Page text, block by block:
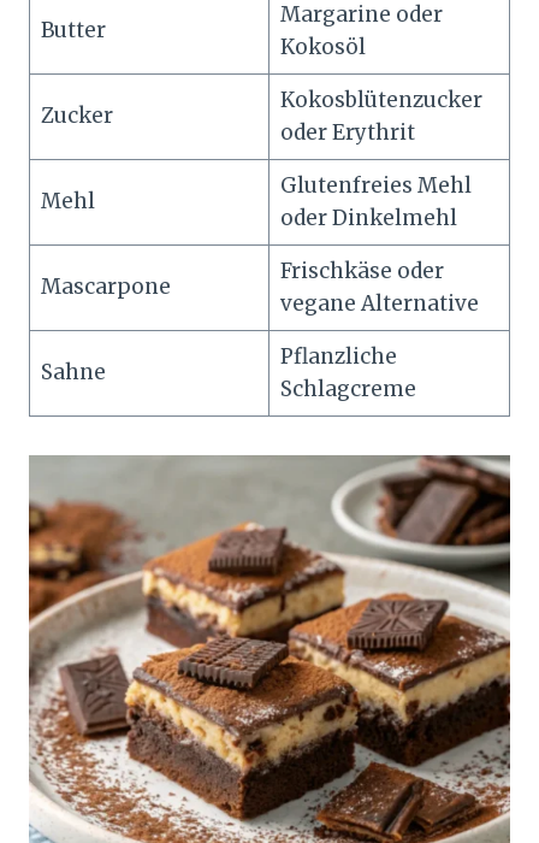
Butter
Margarine oder
Kokosöl
Zucker
Kokosblütenzucker
oder Erythrit
Mehl
Glutenfreies Mehl
oder Dinkelmehl
Mascarpone
Frischkäse oder
vegane Alternative
Sahne
Pflanzliche
Schlagcreme